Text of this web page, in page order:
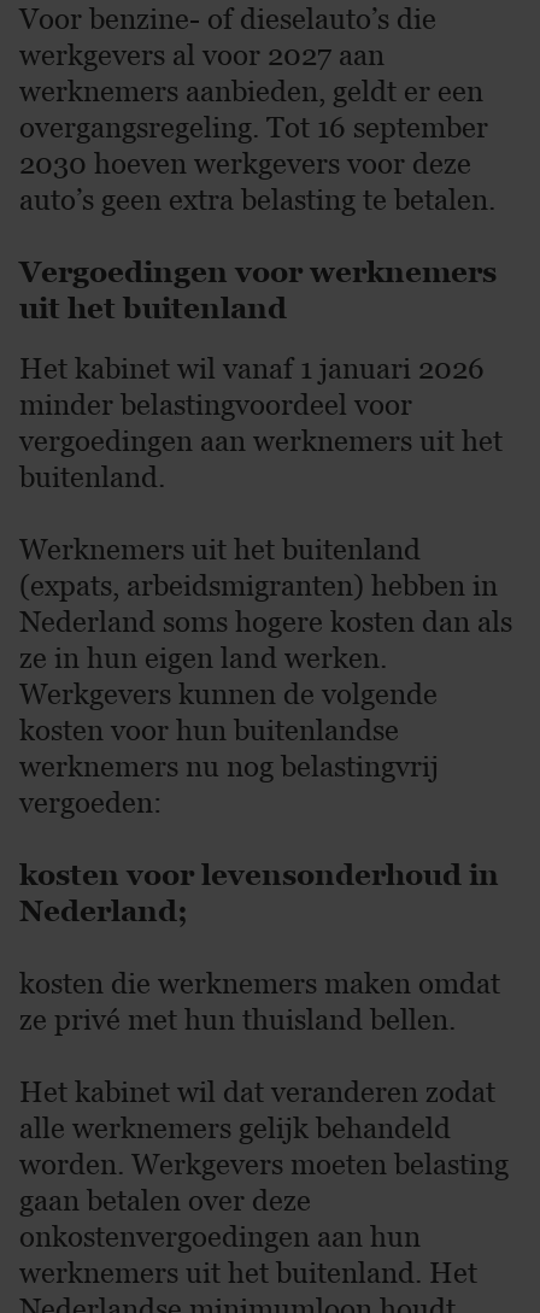
Voor benzine- of dieselauto’s die
werkgevers al voor 2027 aan
werknemers aanbieden, geldt er een
overgangsregeling. Tot 16 september
2030 hoeven werkgevers voor deze
auto’s geen extra belasting te betalen.
Vergoedingen voor werknemers
uit het buitenland
Het kabinet wil vanaf 1 januari 2026
minder belastingvoordeel voor
vergoedingen aan werknemers uit het
buitenland.
Werknemers uit het buitenland
(expats, arbeidsmigranten) hebben in
Nederland soms hogere kosten dan als
ze in hun eigen land werken.
Werkgevers kunnen de volgende
kosten voor hun buitenlandse
werknemers nu nog belastingvrij
vergoeden:
kosten voor levensonderhoud in
Nederland;
kosten die werknemers maken omdat
ze privé met hun thuisland bellen.
Het kabinet wil dat veranderen zodat
alle werknemers gelijk behandeld
worden. Werkgevers moeten belasting
gaan betalen over deze
onkostenvergoedingen aan hun
werknemers uit het buitenland. Het